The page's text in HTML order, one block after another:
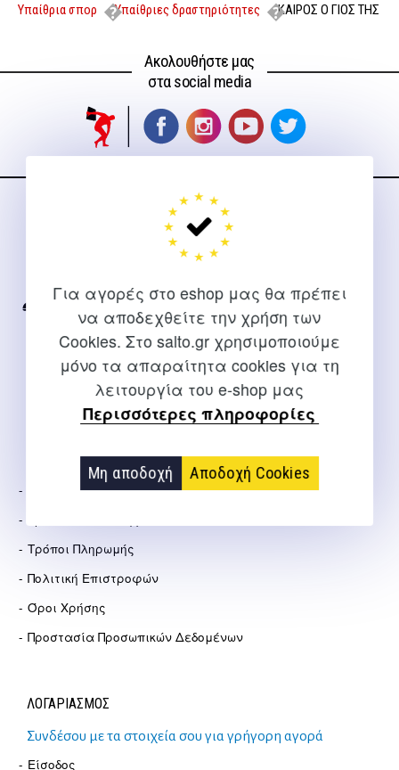
Για αγορές στο eshop μας θα πρέπει
να αποδεχθείτε την χρήση των
Cookies. Στο salto.gr χρησιμοποιούμε
μόνο τα απαραίτητα cookies για τη
λειτουργία του e-shop μας
Περισσότερες πληροφορίες
Μη αποδοχή Αποδοχή Cookies
Υπαίθρια σπορ Υπαίθριες δραστηριότητες
ΚΑΙΡΟΣ Ο ΓΙΟΣ ΤΗΣ
Ακολουθήστε μας
στα social media
Για διευκρινίσεις και υποστήριξη παραγγελιών μέσω του
2310 267108
info@salto.gr
Αγγελάκη 21, Θεσσαλονίκη
Σχετικά Με Εμάς
Τρόποι Πληρωμής
Πολιτική Επιστροφών
Όροι Χρήσης
Προστασία Προσωπικών Δεδομένων
ΛΟΓΑΡΙΑΣΜΟΣ
Συνδέσου με τα στοιχεία σου για γρήγορη αγορά
Είσοδος